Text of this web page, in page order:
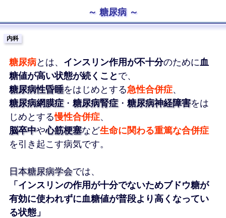
糖尿病
内科
糖尿病とは、 インスリン作用が不十分のために血
糖値が高い状態が続くこと で、
糖尿病性昏睡をはじめとする急性合併症、
糖尿病網膜症・ 糖尿病腎症・ 糖尿病神経障害をは
じめとする慢性合併症、
脳卒中や心筋梗塞など生命に関わる重篤な合併症
を引き起こす病気です。
日本糖尿病学会では、
「インスリンの作用が十分でないためブドウ糖が
有効に使われずに血糖値が普段より高くなってい
る状態」